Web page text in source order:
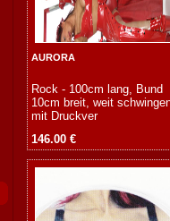
AURORA
Rock - 100cm lang, Bund
10cm breit, weit
mit Druckver
146.00 €